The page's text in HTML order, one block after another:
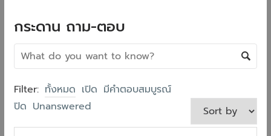
กระดาน ถาม-ตอบ
Filter: ทั้งหมด เปิด มีคำตอบสมบูรณ์
ปิด Unanswered